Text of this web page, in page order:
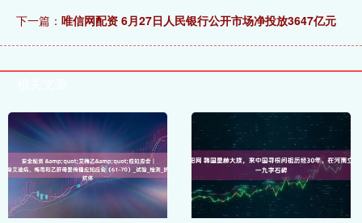
下一篇： 唯信网配资 6月27日人民银行公开市场净投放3647亿元